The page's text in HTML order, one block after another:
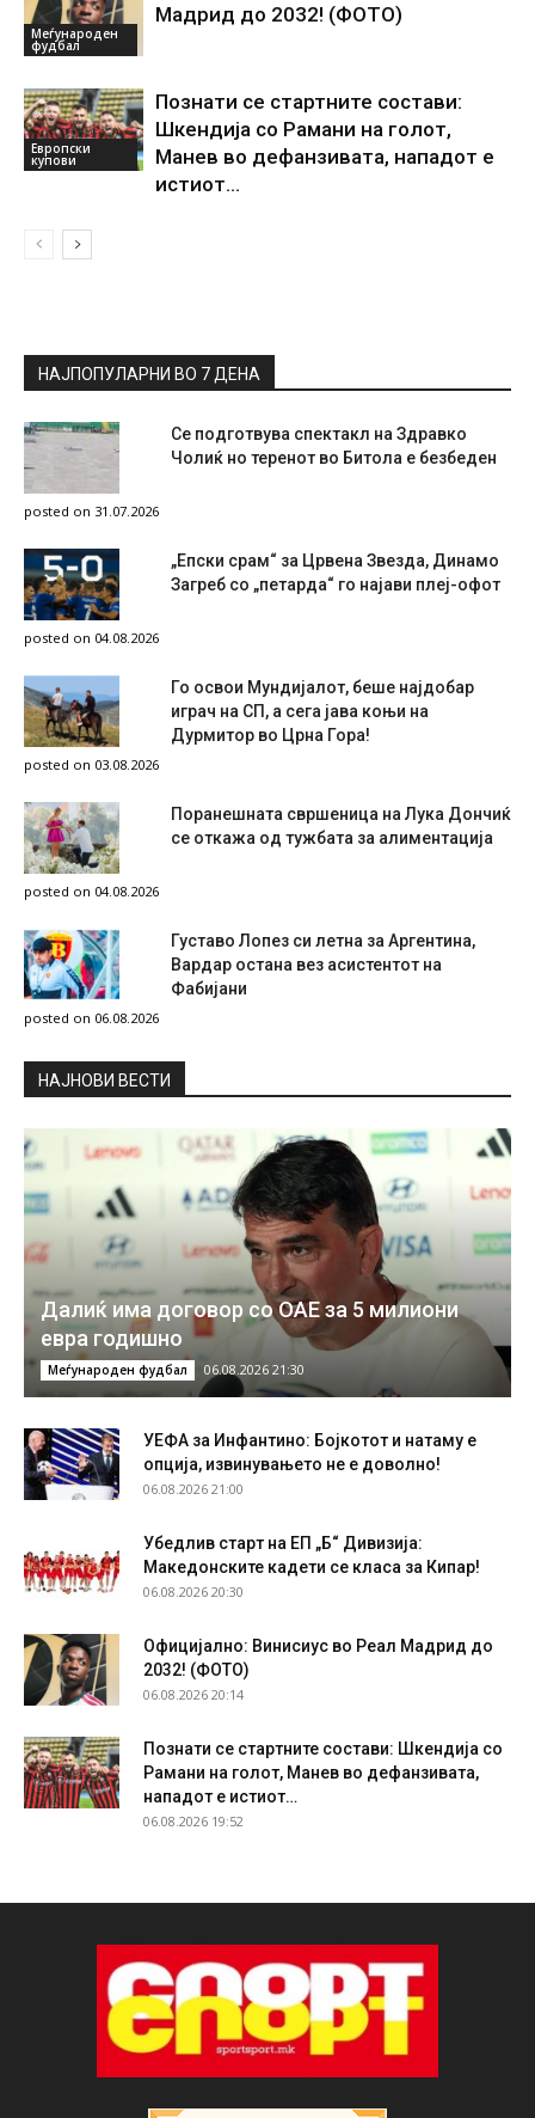
Меѓународен
фудбал
Мадрид до 2032! (ФОТО)
Европски
купови
Познати се стартните состави:
Шкендија со Рамани на голот,
Манев во дефанзивата, нападот е
истиот…
НАЈПОПУЛАРНИ ВО 7 ДЕНА
Се подготвува спектакл на Здравко
Чолиќ но теренот во Битола е безбеден
posted on 31.07.2026
„Епски срам“ за Црвена Звезда, Динамо
Загреб со „петарда“ го најави плеј-офот
posted on 04.08.2026
Го освои Мундијалот, беше најдобар
играч на СП, а сега јава коњи на
Дурмитор во Црна Гора!
posted on 03.08.2026
Поранешната свршеница на Лука Дончиќ
се откажа од тужбата за алиментација
posted on 04.08.2026
Густаво Лопез си летна за Аргентина,
Вардар остана вез асистентот на
Фабијани
posted on 06.08.2026
НAЈНОВИ ВЕСТИ
Далиќ има договор со ОАЕ за 5 милиони
евра годишно
Меѓународен фудбал 06.08.2026 21:30
УЕФА за Инфантино: Бојкотот и натаму е
опција, извинувањето не е доволно!
06.08.2026 21:00
Убедлив старт на ЕП „Б“ Дивизија:
Македонските кадети се класа за Кипар!
06.08.2026 20:30
Официјално: Винисиус во Реал Мадрид до
2032! (ФОТО)
06.08.2026 20:14
Познати се стартните состави: Шкендија со
Рамани на голот, Манев во дефанзивата,
нападот е истиот…
06.08.2026 19:52